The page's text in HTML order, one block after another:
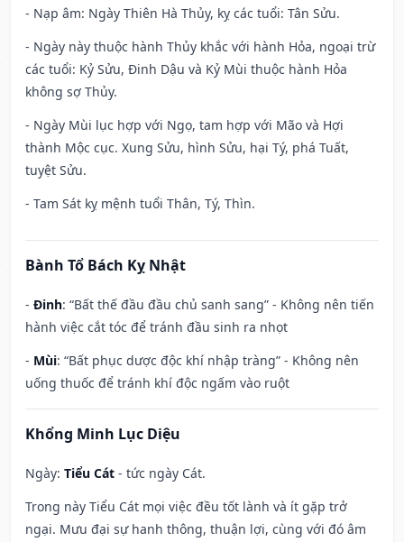
- Nạp âm: Ngày Thiên Hà Thủy, kỵ các tuổi: Tân Sửu.
- Ngày này thuộc hành Thủy khắc với hành Hỏa, ngoại trừ
các tuổi: Kỷ Sửu, Đinh Dậu và Kỷ Mùi thuộc hành Hỏa
không sợ Thủy.
- Ngày Mùi lục hợp với Ngọ, tam hợp với Mão và Hợi
thành Mộc cục. Xung Sửu, hình Sửu, hại Tý, phá Tuất,
tuyệt Sửu.
- Tam Sát kỵ mệnh tuổi Thân, Tý, Thìn.
Bành Tổ Bách Kỵ Nhật
- Đinh: “Bất thế đầu đầu chủ sanh sang” - Không nên tiến
hành việc cắt tóc để tránh đầu sinh ra nhọt
- Mùi: “Bất phục dược độc khí nhập tràng” - Không nên
uống thuốc để tránh khí độc ngấm vào ruột
Khổng Minh Lục Diệu
Ngày: Tiểu Cát - tức ngày Cát.
Trong này Tiểu Cát mọi việc đều tốt lành và ít gặp trở
ngại. Mưu đại sự hanh thông, thuận lợi, cùng với đó âm